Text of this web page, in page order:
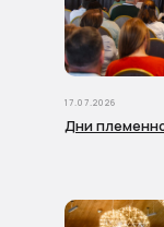
17.07.2026
Дни